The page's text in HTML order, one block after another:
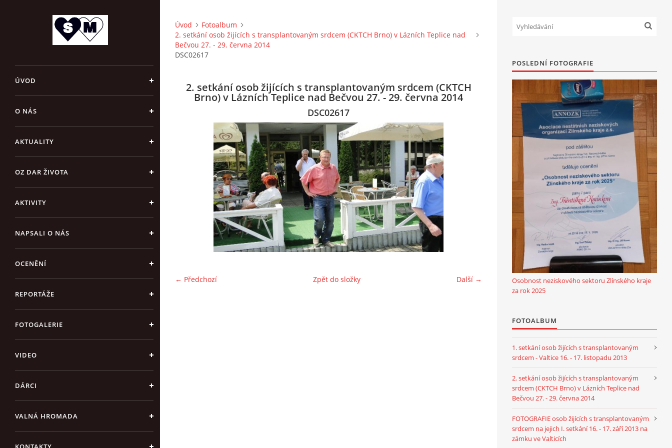
ÚVOD
O NÁS
AKTUALITY
OZ DAR ŽIVOTA
AKTIVITY
NAPSALI O NÁS
OCENĚNÍ
REPORTÁŽE
FOTOGALERIE
VIDEO
DÁRCI
VALNÁ HROMADA
Úvod
Fotoalbum
2. setkání osob žijících s transplantovaným srdcem (CKTCH Brno) v Lázních Teplice nad
Bečvou 27. - 29. června 2014
DSC02617
2. setkání osob žijících s transplantovaným srdcem (CKTCH
Brno) v Lázních Teplice nad Bečvou 27. - 29. června 2014
DSC02617
← Předchozí Další →
Zpět do složky
POSLEDNÍ FOTOGRAFIE
Osobnost neziskového sektoru Zlínského kraje
za rok 2025
FOTOALBUM
1. setkání osob žijících s transplantovaným
srdcem - Valtice 16. - 17. listopadu 2013
2. setkání osob žijících s transplantovaným
srdcem (CKTCH Brno) v Lázních Teplice nad
Bečvou 27. - 29. června 2014
FOTOGRAFIE osob žijících s transplantovaným
srdcem na jejich I. setkání 16. - 17. září 2013 na
zámku ve Valticích